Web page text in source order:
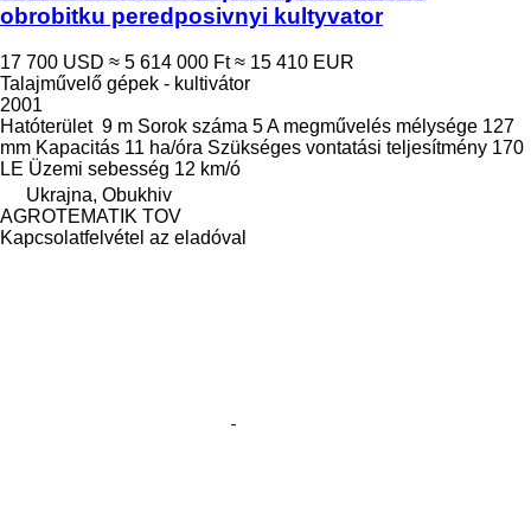
obrobitku peredposivnyi kultyvator
17 700 USD ≈ 5 614 000 Ft ≈ 15 410 EUR
Talajművelő gépek - kultivátor
2001
Hatóterület 9 m Sorok száma 5A megművelés mélysége 127
mm Kapacitás 11 ha/óra Szükséges vontatási teljesítmény 170
LE Üzemi sebesség 12 km/ó
Ukrajna, Obukhiv
AGROTEMATIK TOV
Kapcsolatfelvétel az eladóval